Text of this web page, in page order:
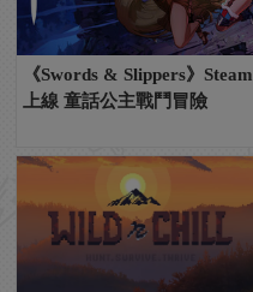
《Swords & Slippers》Steam
上線 童話公主戰鬥冒險